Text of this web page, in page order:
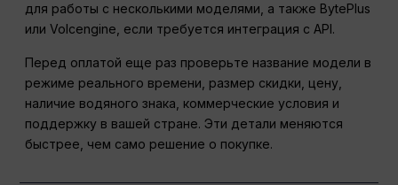
для работы с несколькими моделями, а также BytePlus
или Volcengine, если требуется интеграция с API.
Перед оплатой еще раз проверьте название модели в
режиме реального времени, размер скидки, цену,
наличие водяного знака, коммерческие условия и
поддержку в вашей стране. Эти детали меняются
быстрее, чем само решение о покупке.